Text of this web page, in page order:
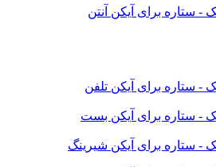
آنتن
تلفن
بست
شیرینگ